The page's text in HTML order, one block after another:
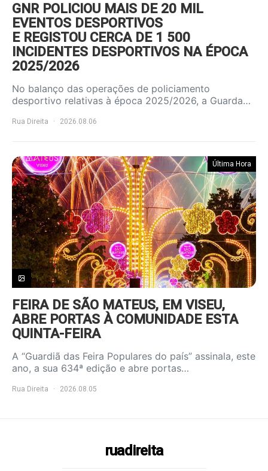
GNR POLICIOU MAIS DE 20 MIL
EVENTOS DESPORTIVOS
E REGISTOU CERCA DE 1 500
INCIDENTES DESPORTIVOS NA ÉPOCA
2025/2026
No balanço das operações de policiamento
desportivo relativas à época 2025/2026, a Guarda…
Rua Direita 2026.08.06
Última Hora
FEIRA DE SÃO MATEUS, EM VISEU,
ABRE PORTAS À COMUNIDADE ESTA
QUINTA-FEIRA
A “Guardiã das Feira Populares do país” assinala, este
ano, a sua 634ª edição e abre portas…
Rua Direita 2026.08.05
ruadireita